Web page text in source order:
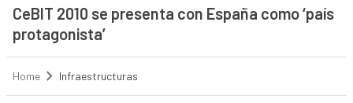
CeBIT 2010 se presenta con España como ‘país
protagonista’
Home Infraestructuras